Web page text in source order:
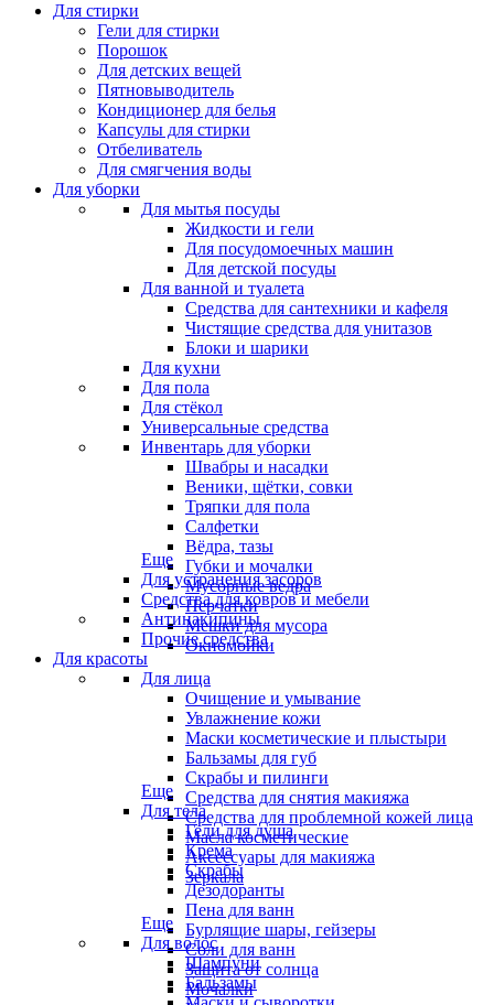
Для стирки
Гели для стирки
Порошок
Для детских вещей
Пятновыводитель
Кондиционер для белья
Капсулы для стирки
Отбеливатель
Для смягчения воды
Для уборки
Для мытья посуды
Жидкости и гели
Для посудомоечных машин
Для детской посуды
Для ванной и туалета
Средства для сантехники и кафеля
Чистящие средства для унитазов
Блоки и шарики
Для кухни
Для пола
Для стёкол
Универсальные средства
Инвентарь для уборки
Швабры и насадки
Веники, щётки, совки
Тряпки для пола
Салфетки
Вёдра, тазы
Губки и мочалки
Мусорные ведра
Перчатки
Мешки для мусора
Окномойки
Еще
Для устранения засоров
Средства для ковров и мебели
Антинакипины
Прочие средства
Для красоты
Для лица
Очищение и умывание
Увлажнение кожи
Маски косметические и плыстыри
Бальзамы для губ
Скрабы и пилинги
Средства для снятия макияжа
Средства для проблемной кожей лица
Масла косметические
Аксессуары для макияжа
Зеркала
Еще
Для тела
Гели для душа
Крема
Скрабы
Дезодоранты
Пена для ванн
Бурлящие шары, гейзеры
Соли для ванн
Защита от солнца
Мочалки
Еще
Для волос
Шампуни
Бальзамы